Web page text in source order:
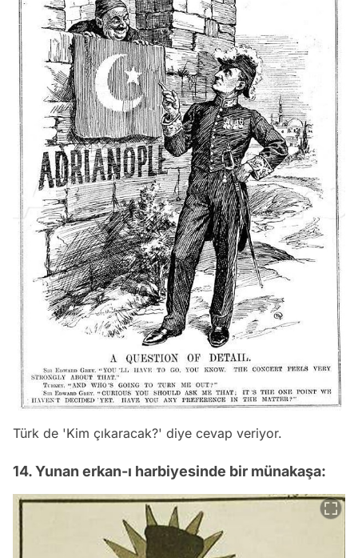
Türk de 'Kim çıkaracak?' diye cevap veriyor.
14. Yunan erkan-ı harbiyesinde bir münakaşa: